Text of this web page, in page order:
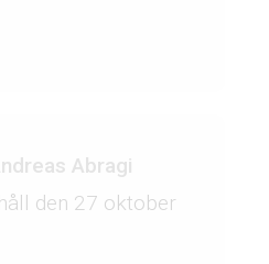
Abragi
den 27 oktober